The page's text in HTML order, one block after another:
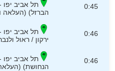
0:45
הברזל) (העלאה
0:46
ירקון / ראול
0:46
הנחושת)